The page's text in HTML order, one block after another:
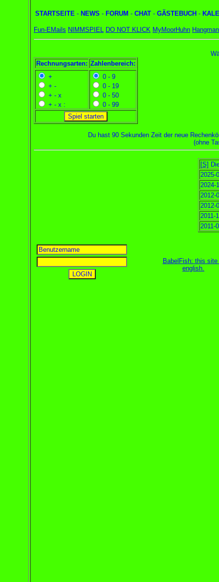
STARTSEITE - NEWS - FORUM - CHAT - GÄSTEBUCH -
Fun-EMails NIMMSPIEL DO NOT KLICK MyMoorHuhn Hangman
Rechnungsarten: Zahlenbereich:
+
+ -
+ - x
+ - x :
0 - 9
0 - 19
0 - 50
0 - 99
Du hast 90 Sekunden Zeit der neue
(ohne
[S]
2025-
2024-
2012-
2012-
2011-
2011-
BabelFish: this site
english.